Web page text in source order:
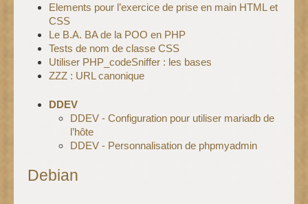
Elements pour l’exercice de prise en main HTML et
CSS
Le B.A. BA de la POO en PHP
Tests de nom de classe CSS
Utiliser PHP_codeSniffer : les bases
ZZZ : URL canonique
DDEV
DDEV - Configuration pour utiliser mariadb de
l’hôte
DDEV - Personnalisation de phpmyadmin
Debian